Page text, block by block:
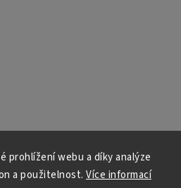
prohlížení webu a díky analýze
a použitelnost. Více informací